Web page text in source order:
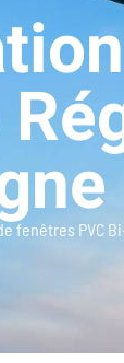
fenêtres PVC